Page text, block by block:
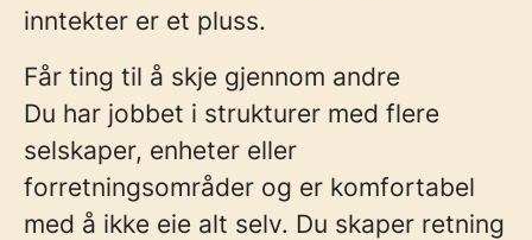
inntekter er et pluss.
Får ting til å skje gjennom andre
Du har jobbet i strukturer med flere
selskaper, enheter eller
forretningsområder og er komfortabel
med å ikke eie alt selv. Du skaper retning